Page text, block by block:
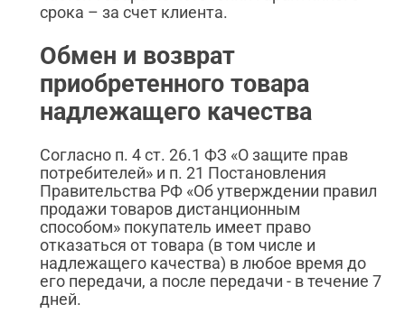
срока – за счет клиента.
Обмен и возврат
приобретенного товара
надлежащего качества
Согласно п. 4 ст. 26.1 ФЗ «О защите прав
потребителей» и п. 21 Постановления
Правительства РФ «Об утверждении правил
продажи товаров дистанционным
способом» покупатель имеет право
отказаться от товара (в том числе и
надлежащего качества) в любое время до
его передачи, а после передачи - в течение 7
дней.